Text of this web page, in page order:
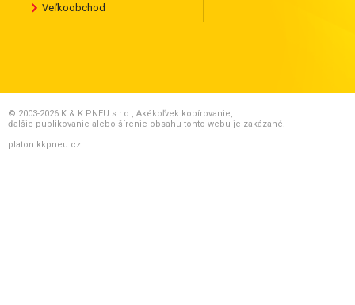
Veľkoobchod
© 2003-2026 K & K PNEU s.r.o., Akékoľvek kopírovanie,
ďalšie publikovanie alebo šírenie obsahu tohto webu je zakázané.
platon.kkpneu.cz